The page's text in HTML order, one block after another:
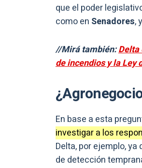
que el poder
como en Senadores,
//Mirá también:Delta
de incendios y la Ley
En base a esta
investigar a los
Delta, por ejemplo,
de detección